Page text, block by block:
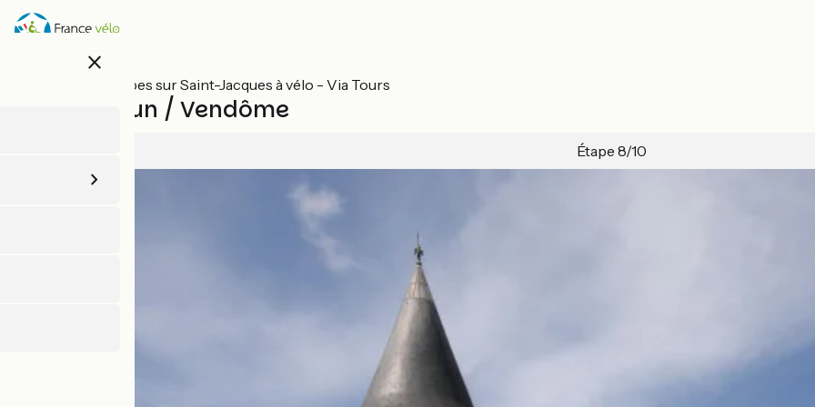
Aller
au
close
Toutes les étapes sur Saint-Jacques à vélo - Via Tours
Châteaudun / Vendôme
Étape 8/10